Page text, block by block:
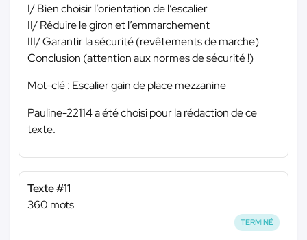
I/ Bien choisir l’orientation de l’escalier
II/ Réduire le giron et l’emmarchement
III/ Garantir la sécurité (revêtements de marche)
Conclusion (attention aux normes de sécurité !)
Mot-clé : Escalier gain de place mezzanine
Pauline-22114 a été choisi pour la rédaction de ce
texte.
Texte #11
360 mots
TERMINÉ